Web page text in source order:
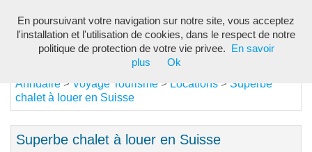
Annuaire > Voyage Tourisme > Locations > Superbe
chalet à louer en Suisse
Superbe chalet à louer en Suisse
En poursuivant votre navigation sur notre site, vous acceptez
l'installation et l'utilisation de cookies, dans le respect de notre
politique de protection de votre vie privee.
En savoir
plus
Ok